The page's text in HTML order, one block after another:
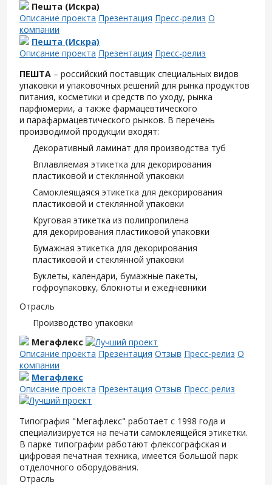
Пешта (Искра)
Описание проекта Презентация Пресс-релиз О
компании
Пешта (Искра)
Описание проекта Презентация Пресс-релиз
ПЕШТА – российский поставщик специальных видов
упаковки и упаковочных решений для рынка продуктов
питания, косметики и средств по уходу, рынка
парфюмерии, а также фармацевтического
и парафармацевтического рынков. В перечень
производимой продукции входят:
Декоративный ламинат для производства туб
Вплавляемая этикетка для декорирования
пластиковой и стеклянной упаковки
Самоклеящаяся этикетка для декорирования
пластиковой и стеклянной упаковки
Круговая этикетка из полипропилена
для декорирования пластиковой упаковки
Бумажная этикетка для декорирования
пластиковой и стеклянной упаковки
Буклеты, календари, бумажные пакеты,
гофроупаковку, блокноты и ежедневники
Отрасль
Производство упаковки
Мегафлекс
Описание проекта Презентация Отзыв Пресс-релиз О
компании
Мегафлекс
Описание проекта Презентация Отзыв Пресс-релиз
Типография "Мегафлекс" работает с 1998 года и
специализируется на печати самоклеящейся этикетки.
В парке типографии работают флексографская и
цифровая печатная техника, имеется большой парк
отделочного оборудования.
Отрасль